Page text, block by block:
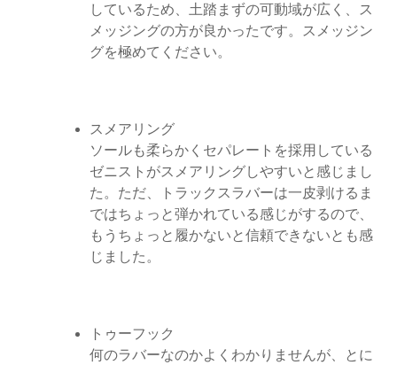
しているため、土踏まずの可動域が広く、ス
メッジングの方が良かったです。スメッジン
グを極めてください。
スメアリング
ソールも柔らかくセパレートを採用している
ゼニストがスメアリングしやすいと感じまし
た。ただ、トラックスラバーは一皮剥けるま
ではちょっと弾かれている感じがするので、
もうちょっと履かないと信頼できないとも感
じました。
トゥーフック
何のラバーなのかよくわかりませんが、とに